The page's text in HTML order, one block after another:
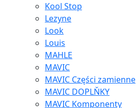
Kool Stop
Lezyne
Look
Louis
MAHLE
MAVIC
MAVIC Części zamienne
MAVIC DOPLŇKY
MAVIC Komponenty